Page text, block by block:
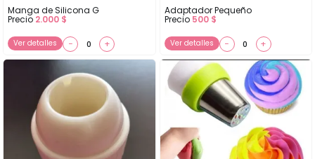
Manga de Silicona G
Precio 2.000 $
Ver detalles − +
Adaptador Pequeño
Precio 500 $
Ver detalles − +